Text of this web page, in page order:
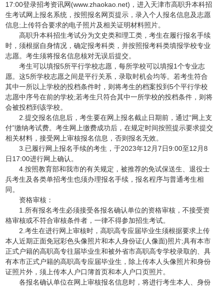
17:00登录招考资讯网(www.zhaokao.net)，进入天津市高职升本科招
生考试网上报名系统，按照报名网页提示，录入个人报名信息及志愿
信息;上传符合要求的电子照片及相关证明材料照片。
高职升本科招生考试分为文史类和理工类，考生在履行报名手续
时，须根据自身情况，确定报考科类，并按照报考科类填报学校专业
志愿。考生须将报名信息核对无误后提交。
考生可以填报5所平行学校志愿，每所学校可以填报1个专业志
愿。这5所学校志愿之间是平行关系，录取时机会均等。若考生符合
其中一所以上学校的投档条件时，则将考生的档案投到5个平行学校
志愿中序号在前的学校;若考生只符合其中一所学校的投档条件，则将
会被投档到该学校。
2.提交报名信息后，考生要在网上报名截止日期前，通过“网上支
付”缴纳考试费。考生网上缴费成功后，在规定时间按照提示要求提交
相关材料，接受网上审核报名信息，否则报名无效。
3.已履行网上报名手续的考生，于2023年12月7日9:00至12月8
日17:00进行网上确认。
4.按照教育部和我市的有关规定，被推荐的免试保送生、退役士
兵考生及各类单招考生也须办理报名手续，报名程序与普通考生相
同。
资格审核：
1.所有报名考生必须接受各报名确认单位的资格审核，不接受资
格审核或不符合审核条件者，一律不得参加招生考试。
2.考生在进行网上审核时，高职高专应届毕业生须根据要求上传
本人近期正面免冠彩色头像照片和本人身份证(人像面)照片;具有本市
正式户籍的高职高专往届毕业生和被外省市高职高专学校录取的、具
有本市正式户籍的高职高专应届毕业生，除上传本人头像照片和身份
证照片外，须上传本人户口簿首页和本人户口页照片。
各报名确认单位在网上审核报名信息时，将进行考生本人、身份